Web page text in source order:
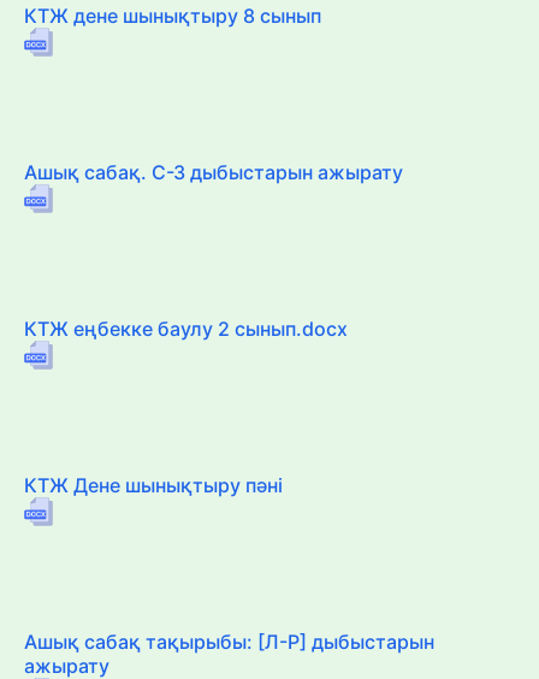
КТЖ дене шынықтыру 8 сынып
Ашық сабақ. С-З дыбыстарын ажырату
КТЖ еңбекке баулу 2 сынып.docx
КТЖ Дене шынықтыру пәні
Ашық сабақ тақырыбы: [Л-Р] дыбыстарын
ажырату